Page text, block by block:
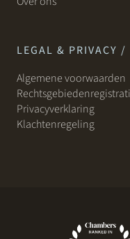
LEGAL & PRIVACY /
Algemene voorwaarden
Privacyverklaring
Klachtenregeling